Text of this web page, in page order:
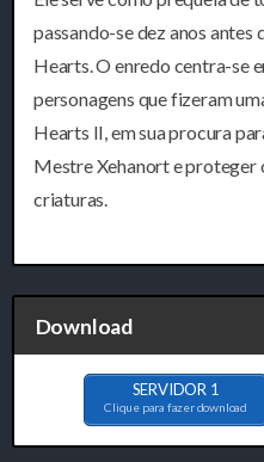
passando-se dez anos
Hearts. O enredo centra-se
personagens que fizeram
Hearts II, em sua procura
Mestre Xehanort e proteger
criaturas.
Download
SERVIDOR 1
Clique para fazer download